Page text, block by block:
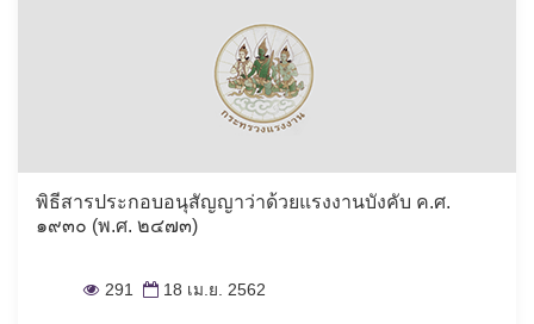
พิธีสารประกอบอนุสัญญาว่าด้วยแรงงานบังคับ ค.ศ.
๑๙๓๐ (พ.ศ. ๒๔๗๓)
291 18 เม.ย. 2562